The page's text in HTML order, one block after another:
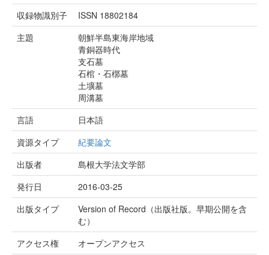
収録物識別子
ISSN 18802184
主題
朝鮮半島東海岸地域
青銅器時代
支石墓
石棺・石槨墓
土壙墓
周溝墓
言語
日本語
資源タイプ
紀要論文
出版者
島根大学法文学部
発行日
2016-03-25
出版タイプ
Version of Record（出版社版。早期公開を含
む）
アクセス権
オープンアクセス